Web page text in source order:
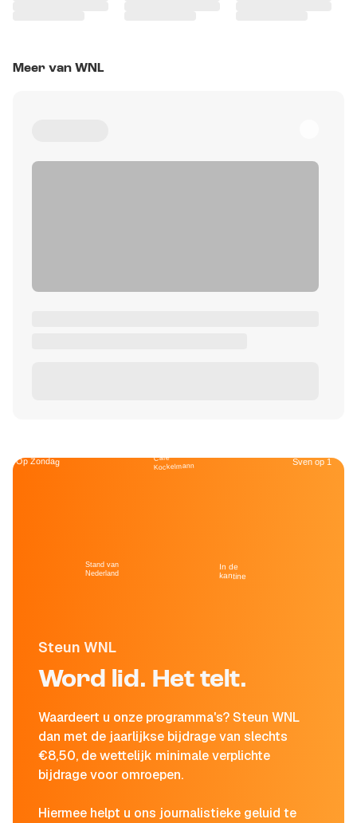
Meer van WNL
Steun WNL
Word lid. Het telt.
Waardeert u onze programma's? Steun WNL
dan met de jaarlijkse bijdrage van slechts
€8,50, de wettelijk minimale verplichte
bijdrage voor omroepen.
Hiermee helpt u ons journalistieke geluid te
Op Zondag
Stand van
Nederland
Café
Kockelmann
In de
kantine
Sven op 1